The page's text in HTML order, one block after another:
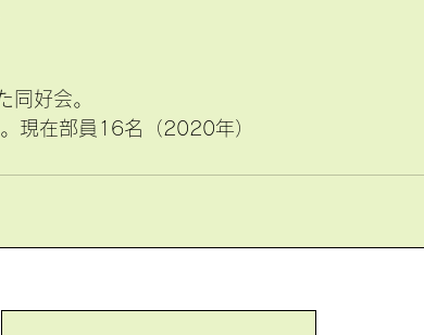
同好会。
現在部員16名（2020年）